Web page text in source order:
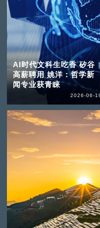
AI时代文科生吃香 矽谷
高薪聘用 姚洋：哲学新
闻专业获青睐
2026-06-